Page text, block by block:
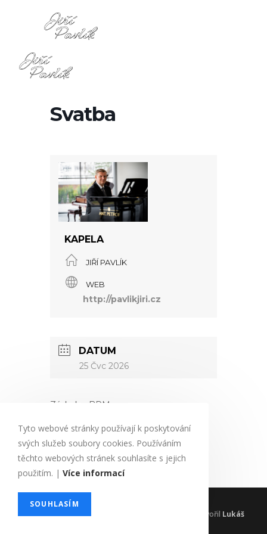
Svatba
KAPELA
JIŘÍ PAVLÍK
WEB
http://pavlikjiri.cz
DATUM
25 Čvc 2026
Záskok s BPM
Povinné údaje
© 2024PAVLIKJIRI.CZ , Všechna práva vyhrazena - Vytvořil Lukáš
Tyto webové stránky používají k poskytování
svých služeb soubory cookies. Používáním
těchto webových stránek souhlasíte s jejich
použitím. | Více informací
SOUHLASÍM